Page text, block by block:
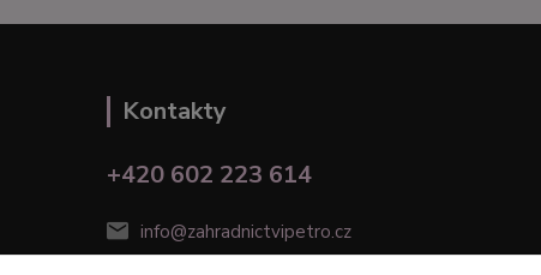
Kontakty
+420 602 223 614
info@zahradnictvipetro.cz